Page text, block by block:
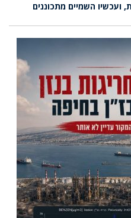
ועכשיו השמיים מתכוננים